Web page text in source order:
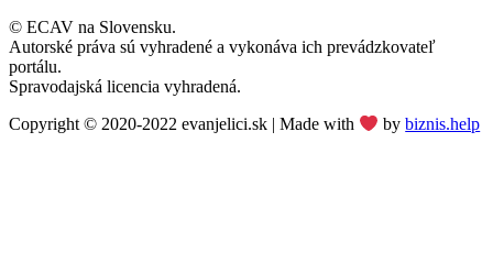
© ECAV na Slovensku.
Autorské práva sú vyhradené a vykonáva ich prevádzkovateľ
portálu.
Spravodajská licencia vyhradená.
Copyright © 2020-2022 evanjelici.sk | Made with bybiznis.help